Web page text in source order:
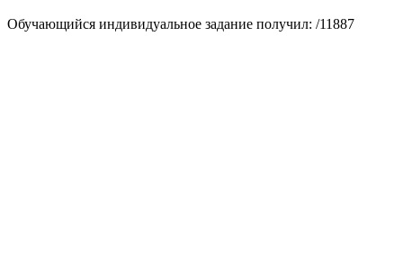
Обучающийся индивидуальное задание получил: /11887